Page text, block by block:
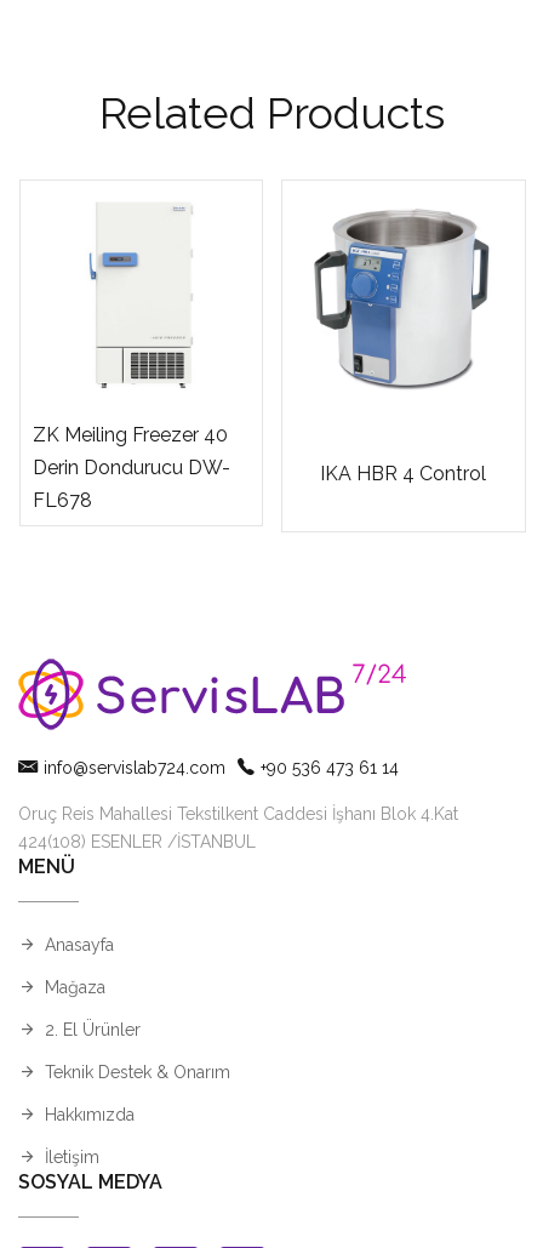
Related Products
ZK Meiling Freezer 40
Derin Dondurucu DW-
FL678
IKA HBR 4 Control
info@servislab724.com +90 536 473 61 14
Oruç Reis Mahallesi Tekstilkent Caddesi İşhanı Blok 4.Kat
424(108) ESENLER /İSTANBUL
MENÜ
Anasayfa
Mağaza
2. El Ürünler
Teknik Destek & Onarım
Hakkımızda
İletişim
SOSYAL MEDYA